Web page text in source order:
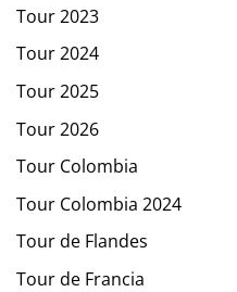
Tour 2023
Tour 2024
Tour 2025
Tour 2026
Tour Colombia
Tour Colombia 2024
Tour de Flandes
Tour de Francia